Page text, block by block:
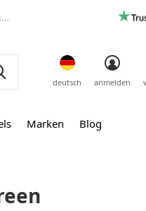
Marken Blog
deutsch anmelden